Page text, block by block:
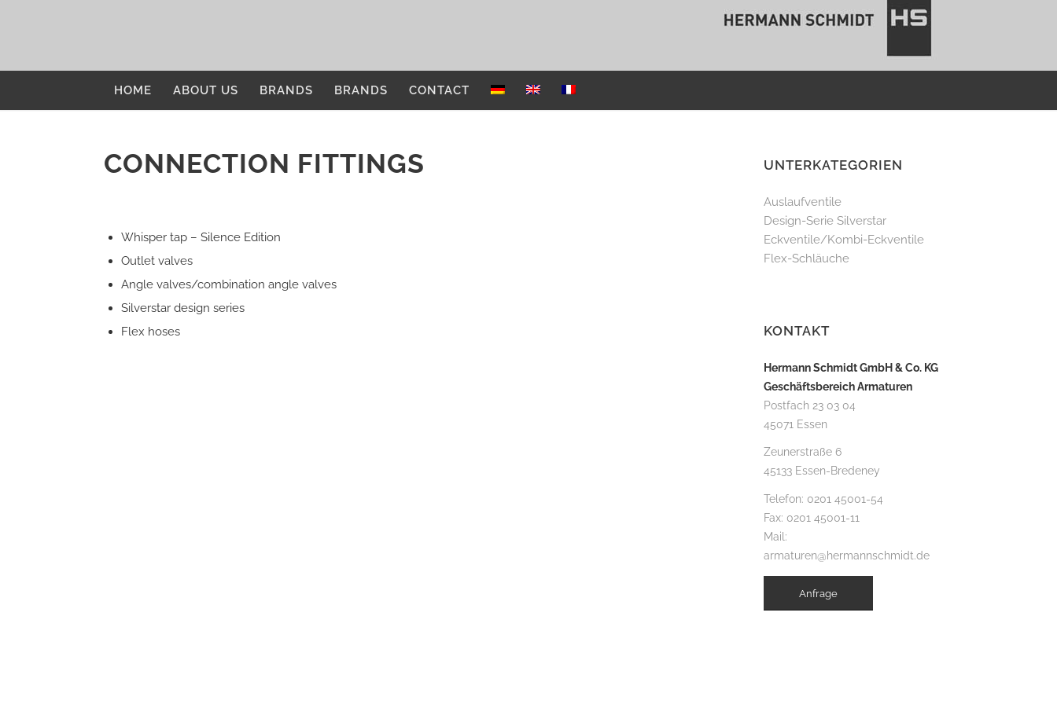
HOME ABOUT US BRANDS BRANDS CONTACT
CONNECTION FITTINGS
Whisper tap – Silence Edition
Outlet valves
Angle valves/combination angle valves
Silverstar design series
Flex hoses
UNTERKATEGORIEN
Auslaufventile
Design-Serie Silverstar
Eckventile/Kombi-Eckventile
Flex-Schläuche
KONTAKT
Hermann Schmidt GmbH & Co. KG
Geschäftsbereich Armaturen
Postfach 23 03 04
45071 Essen
Zeunerstraße 6
45133 Essen-Bredeney
Telefon: 0201 45001-54
Fax: 0201 45001-11
Mail:
armaturen@hermannschmidt.de
Anfrage